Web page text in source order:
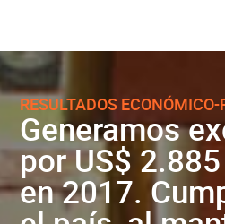
RESULTADOS
Generamos
por US$
en 2017.